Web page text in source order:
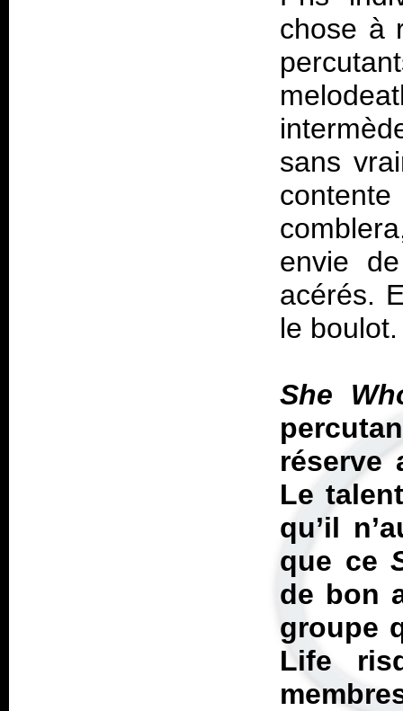
chose à
sans
envie
acérés.
le boulot.
She
réserve
Le
qu’il
que ce
de bon
groupe
Life